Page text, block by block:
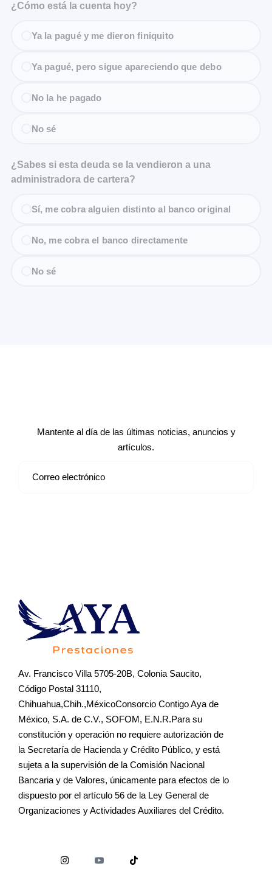
¿Cómo está la cuenta hoy?
Ya la pagué y me dieron finiquito
Ya pagué, pero sigue apareciendo que debo
No la he pagado
No sé
¿Sabes si esta deuda se la vendieron a una
administradora de cartera?
Sí, me cobra alguien distinto al banco original
No, me cobra el banco directamente
No sé
Mantente al día de las últimas noticias, anuncios y
artículos.
Av. Francisco Villa 5705-20B, Colonia Saucito,
Código Postal 31110,
Chihuahua,Chih.,MéxicoConsorcio Contigo Aya de
México, S.A. de C.V., SOFOM, E.N.R.Para su
constitución y operación no requiere autorización de
la Secretaría de Hacienda y Crédito Público, y está
sujeta a la supervisión de la Comisión Nacional
Bancaria y de Valores, únicamente para efectos de lo
dispuesto por el artículo 56 de la Ley General de
Organizaciones y Actividades Auxiliares del Crédito.